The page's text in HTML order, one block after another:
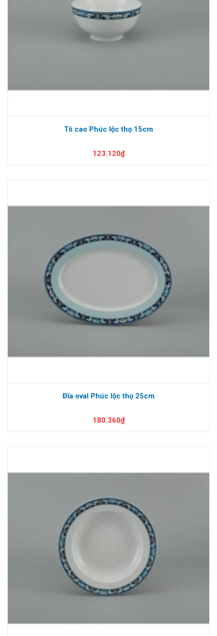
Tô cao Phúc lộc thọ 15cm
123.120₫
Đĩa oval Phúc lộc thọ 25cm
180.360₫